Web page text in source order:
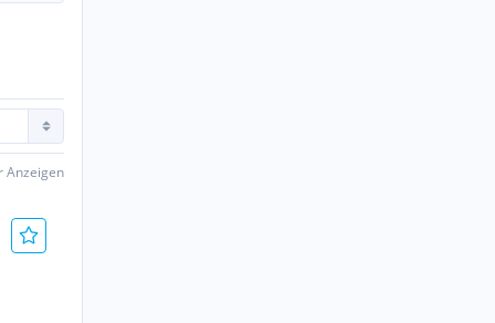
Anzeigen